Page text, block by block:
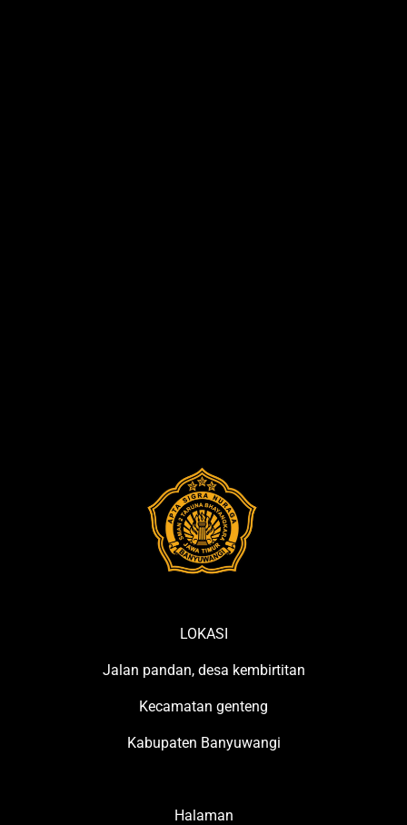
LOKASI
Jalan pandan, desa kembirtitan
Kecamatan genteng
Kabupaten Banyuwangi
Halaman